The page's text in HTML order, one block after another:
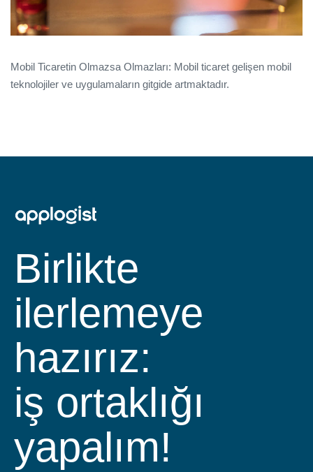
Mobil Ticaretin Olmazsa Olmazları: Mobil ticaret gelişen mobil
teknolojiler ve uygulamaların gitgide artmaktadır.
Birlikte
ilerlemeye
hazırız:
iş ortaklığı
yapalım!